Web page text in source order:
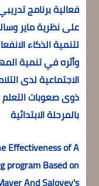
فعالية برنامج
على نظرية ماير
لتنمية الذكاء
وأثره في تنمية
الاجتماعية لدى
ذوى صعوبات التعلم
بالمرحلة الابتدائية
Effectiveness of A
program Based on